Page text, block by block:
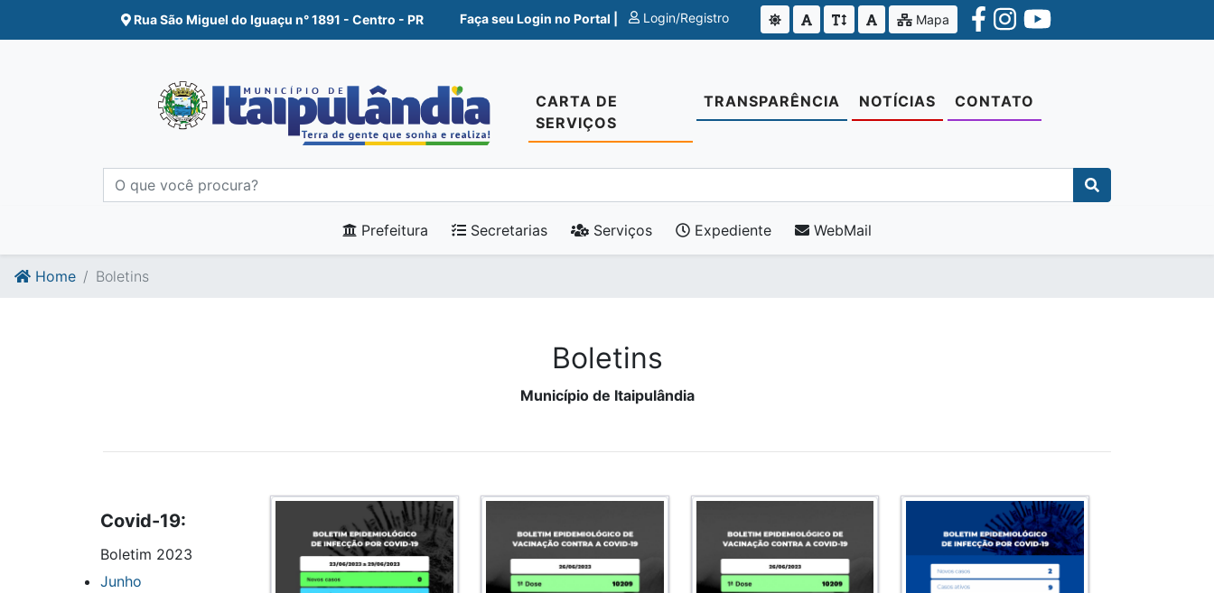
Ir para o conte�do
Ir para o fim do conte�do
Rua São Miguel do Iguaçu n° 1891 - Centro - PR Faça seu Login no Portal | Login/Registro Mapa
CARTA DE
SERVIÇOS
TRANSPARÊNCIA NOTÍCIAS CONTATO
Prefeitura Secretarias Serviços Expediente WebMail
Home Boletins
Boletins
Município de Itaipulândia
Covid-19:
Boletim 2023
Junho